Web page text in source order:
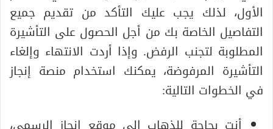
الأول، لذلك يجب عليك التأكد من تقديم جميع
التفاصيل الخاصة بك من أجل الحصول على التأشيرة
المطلوبة لتجنب الرفض. وإذا أردت الانتهاء وإلغاء
التأشيرة المرفوضة، يمكنك استخدام منصة إنجاز
في الخطوات التالية: